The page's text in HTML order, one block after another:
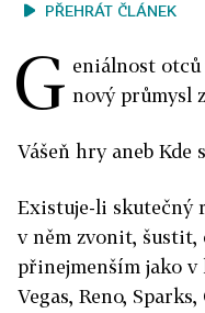
PŘEHRÁT ČLÁNEK
G eniálnost
nový průmysl
Vášeň hry aneb
Existuje-li skutečný
v něm zvonit,
přinejmenším jako v
Vegas, Reno,